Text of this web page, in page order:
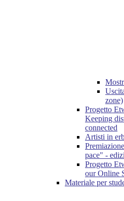
zone)
Progetto
Keeping
connected
Artisti in
pace" -
Progetto
our Online
Materiale per